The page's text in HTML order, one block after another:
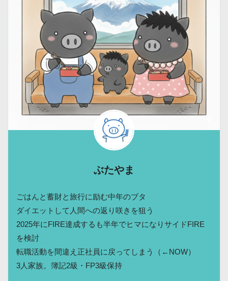
ぶたやま
ごはんと蓄財と旅行に励む中年のブタ
ダイエットして人間への返り咲きを狙う
2025年にFIRE達成するも半年でヒマになりサイドFIRE
を検討
転職活動を間違え正社員に戻ってしまう（←NOW）
3人家族。簿記2級・FP3級保持